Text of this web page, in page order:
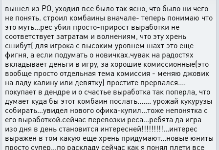
вышел из РО, уходил все было так ясно, что было ни чего
не понять. строил комбаины вначале- теперь понимаю что
это муть...рес убил просто-прирост выработки не
соответствует затратам и волнениям, что эту хрень
сшибут( для игрока с высоким уровнем шахт это еще
фигня, а если подумать о новичках.чувак на радостях
вкладывает деньги в игру, за хорошие комиссионные(это
вообще просто отдельная тема комиссия - меняю джовик
на ладу калину или девятку) простите прервался....
покупает в дендре и о счастье выработка так поперла, что
думает куда бы этот комбаин послать....... урожай кукурузы
собирать...увидел нового офика-купил...тоже непонятка с
его выработкой.сейчас перевозки реса...ребята да игра
изо дня в день становится интересней!!!!!!!!!...интерес
выражен в том какую еще хрень придумают...новые юниты
просто супер...по раскладу сейчас как я понял плети все